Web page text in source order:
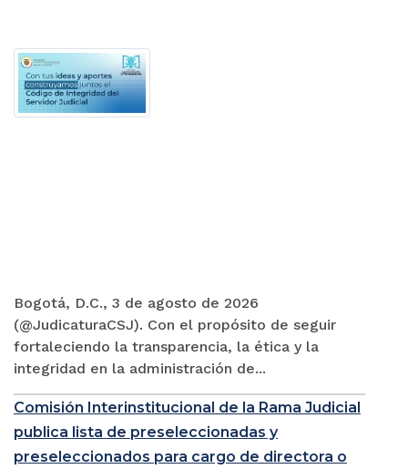
Bogotá, D.C., 3 de agosto de 2026
(@JudicaturaCSJ). Con el propósito de seguir
fortaleciendo la transparencia, la ética y la
integridad en la administración de...
Comisión Interinstitucional de la Rama Judicial
publica lista de preseleccionadas y
preseleccionados para cargo de directora o